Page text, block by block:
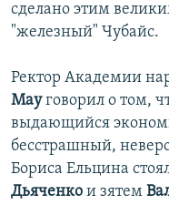
сделано этим
"железный" Чубайс.
Ректор Академии
Мауговорил о том,
выдающийся
бесстрашный,
Бориса Ельцина
Дьяченко и зятем